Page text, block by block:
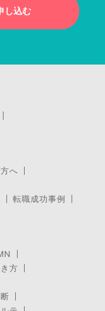
し込む
へ
転職成功事例
方